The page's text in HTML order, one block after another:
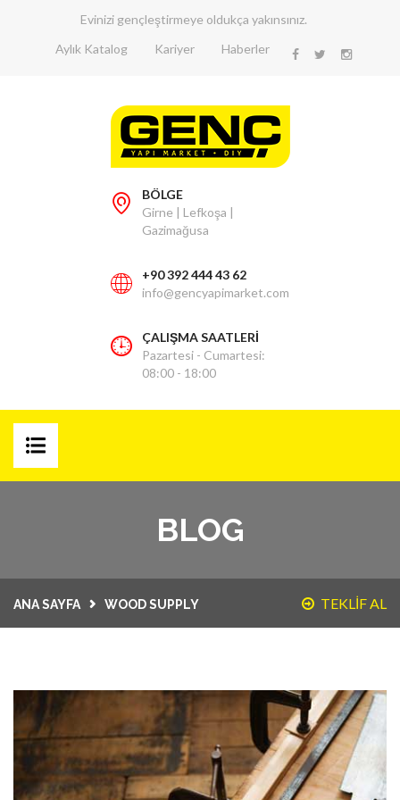
Evinizi gençleştirmeye oldukça yakınsınız.
Aylık Katalog
Kariyer Haberler
BÖLGE
Girne | Lefkoşa |
Gazimağusa
+90 392 444 43 62
info@gencyapimarket.com
ÇALIŞMA SAATLERİ
Pazartesi - Cumartesi:
08:00 - 18:00
KURUMSAL
HAKKIMIZDA
İLETIŞIM
BLOG
ANA SAYFA WOOD SUPPLY TEKLİF AL